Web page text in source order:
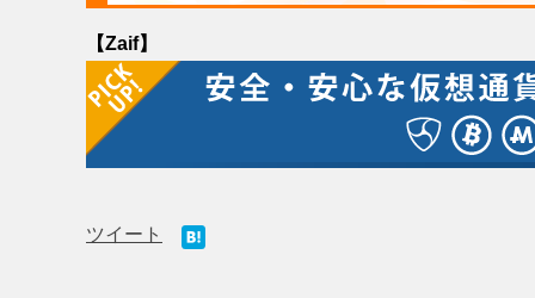
【Zaif】
ツイート